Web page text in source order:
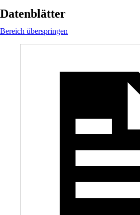
Datenblätter
Bereich überspringen